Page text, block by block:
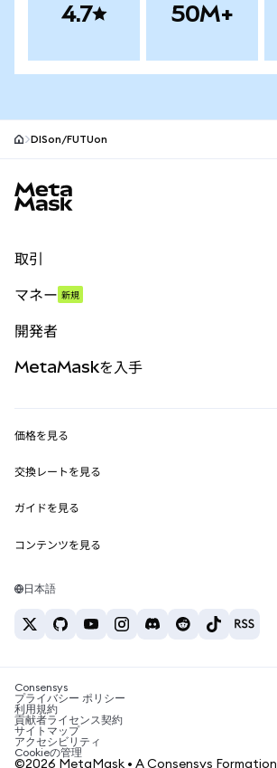
4.7 50M+
DISon/FUTUon
取引
パーペチュアル
RWA
マネー 新規
開発者
MetaMask Connect
Snaps
Web3サービス
MetaMaskを入手
セキュリティ
サポート
キャリア
お問い合わせ
価格を見る
イーサリアムの価格
Solanaの価格
Tetherの価格
交換レートを見る
ETH→USD
USDT→INR
BTC→INR
ETH→USDT
ガイドを見る
ETHの購入
USDTの購入
SHIBの購入
BNBの購入
コンテンツを見る
Solanaウォレット
税制関連ニュース
暗号資産の購入方法は？
ビットコインを売るには？
日本語
Consensys
プライバシー ポリシー
利用規約
貢献者ライセンス契約
サイトマップ
アクセシビリティ
Cookieの管理
©2026 MetaMask • A Consensys Formation